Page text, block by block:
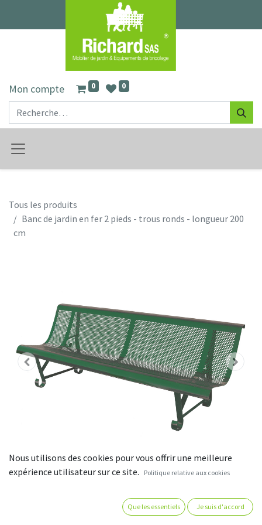
Mon compte 0 0
Tous les produits
Banc de jardin en fer 2 pieds - trous ronds - longueur 200
cm
Banc de jardin en fer 2 pieds -
Nous utilisons des cookies pour vous offrir une meilleure
expérience utilisateur sur ce site.
Politique relative aux cookies
Que les essentiels Je suis d'accord